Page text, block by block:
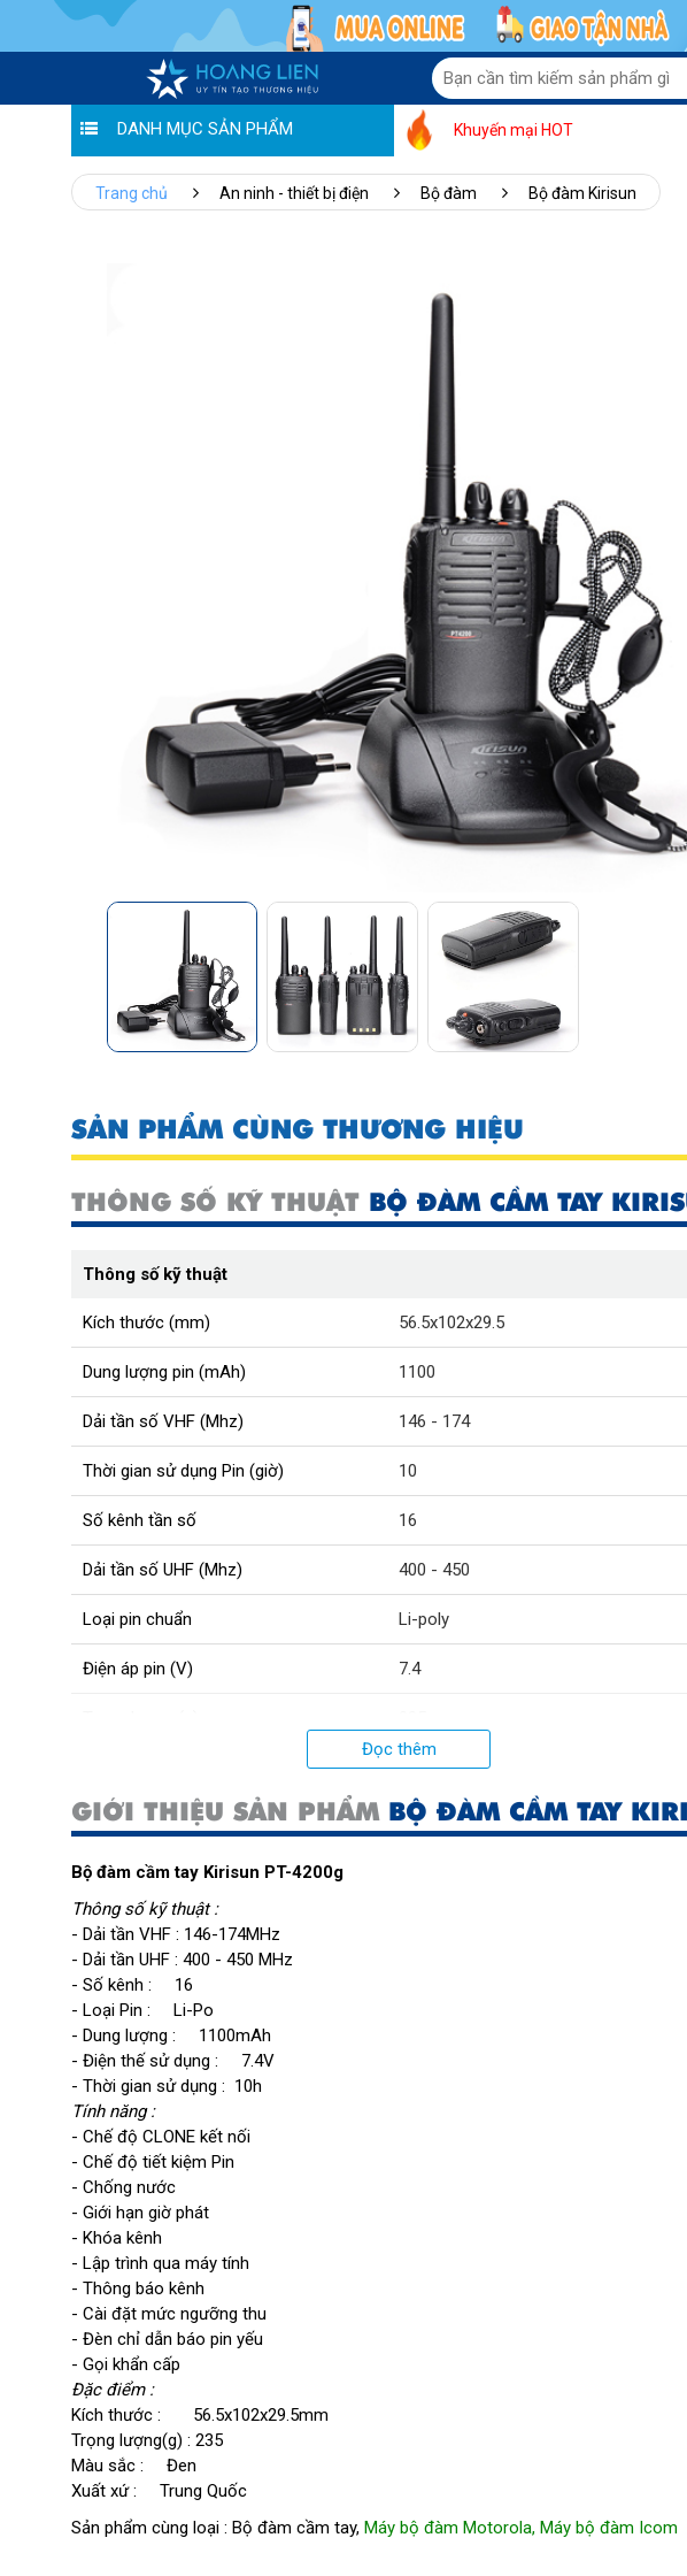
DANH MỤC SẢN PHẨM Khuyến mại HOT
Trang chủ An ninh - thiết bị điện Bộ đàm Bộ đàm Kirisun
SẢN PHẨM CÙNG THƯƠNG HIỆU
THÔNG SỐ KỸ THUẬT BỘ ĐÀM CẦM TAY
Thông số kỹ thuật
Kích thước (mm) 56.5x102x29.5
Dung lượng pin (mAh) 1100
Dải tần số VHF (Mhz) 146 - 174
Thời gian sử dụng Pin (giờ) 10
Số kênh tần số 16
Dải tần số UHF (Mhz) 400 - 450
Loại pin chuẩn Li-poly
Điện áp pin (V) 7.4
Đọc thêm
GIỚI THIỆU SẢN PHẨM BỘ ĐÀM CẦM TAY
Bộ đàm cầm tay Kirisun PT-4200g
Thông số kỹ thuật :
- Dải tần VHF : 146-174MHz
- Dải tần UHF : 400 - 450 MHz
- Số kênh : 16
- Loại Pin : Li-Po
- Dung lượng : 1100mAh
- Điện thế sử dụng : 7.4V
- Thời gian sử dụng : 10h
Tính năng :
- Chế độ CLONE kết nối
- Chế độ tiết kiệm Pin
- Chống nước
- Giới hạn giờ phát
- Khóa kênh
- Lập trình qua máy tính
- Thông báo kênh
- Cài đặt mức ngưỡng thu
- Đèn chỉ dẫn báo pin yếu
- Gọi khẩn cấp
Đặc điểm :
Kích thước : 56.5x102x29.5mm
Trọng lượng(g) : 235
Màu sắc : Đen
Xuất xứ : Trung Quốc
Sản phẩm cùng loại : Bộ đàm cầm tay, Máy bộ đàm Motorola, Máy bộ đàm Icom